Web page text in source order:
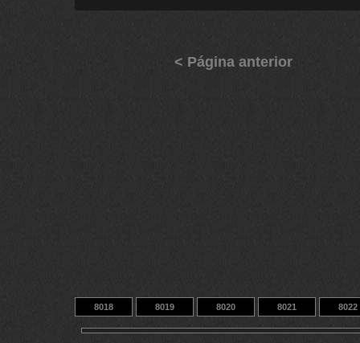
< Página anterior
8018 8019 8020 8021 8022
8028 8029 8030 14 9433